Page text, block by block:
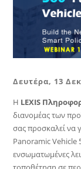
Δευτέρα, 13
Η LEXIS
διανομέας των
σας προσκαλεί να
Panoramic Vehicle
ενσωματωμένες